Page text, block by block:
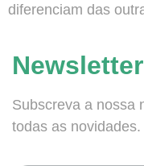
diferenciam das
Newsletter
Subscreva a nossa
todas as novidades.